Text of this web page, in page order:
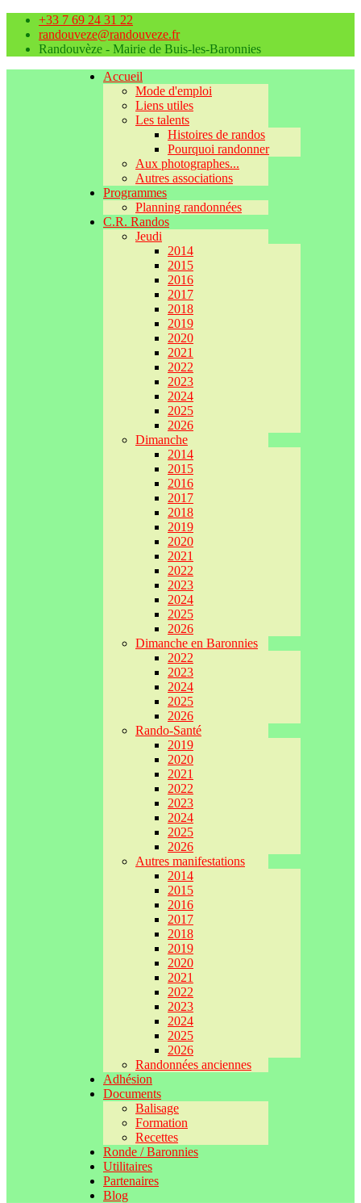
+33 7 69 24 31 22
randouveze@randouveze.fr
Randouvèze - Mairie de Buis-les-Baronnies
Accueil
Mode d'emploi
Liens utiles
Les talents
Histoires de randos
Pourquoi randonner
Aux photographes...
Autres associations
Programmes
Planning randonnées
C.R. Randos
Jeudi
2014
2015
2016
2017
2018
2019
2020
2021
2022
2023
2024
2025
2026
Dimanche
2014
2015
2016
2017
2018
2019
2020
2021
2022
2023
2024
2025
2026
Dimanche en Baronnies
2022
2023
2024
2025
2026
Rando-Santé
2019
2020
2021
2022
2023
2024
2025
2026
Autres manifestations
2014
2015
2016
2017
2018
2019
2020
2021
2022
2023
2024
2025
2026
Randonnées anciennes
Adhésion
Documents
Balisage
Formation
Recettes
Ronde / Baronnies
Utilitaires
Partenaires
Blog